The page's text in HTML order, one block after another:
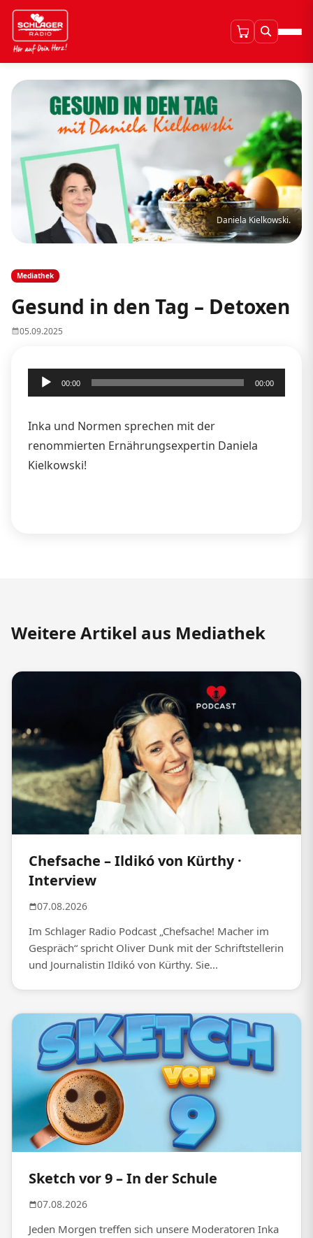
Daniela Kielkowski.
Mediathek
Gesund in den Tag – Detoxen
05.09.2025
Audio-
Player
00:00 00:00
Inka und Normen sprechen mit der
renommierten Ernährungsexpertin Daniela
Kielkowski!
Weitere Artikel aus Mediathek
Chefsache – Ildikó von Kürthy ·
Interview
07.08.2026
Im Schlager Radio Podcast „Chefsache! Macher im
Gespräch“ spricht Oliver Dunk mit der Schriftstellerin
und Journalistin Ildikó von Kürthy. Sie...
Sketch vor 9 – In der Schule
07.08.2026
Jeden Morgen treffen sich unsere Moderatoren Inka